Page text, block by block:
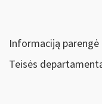
Informaciją parengė
Teisės